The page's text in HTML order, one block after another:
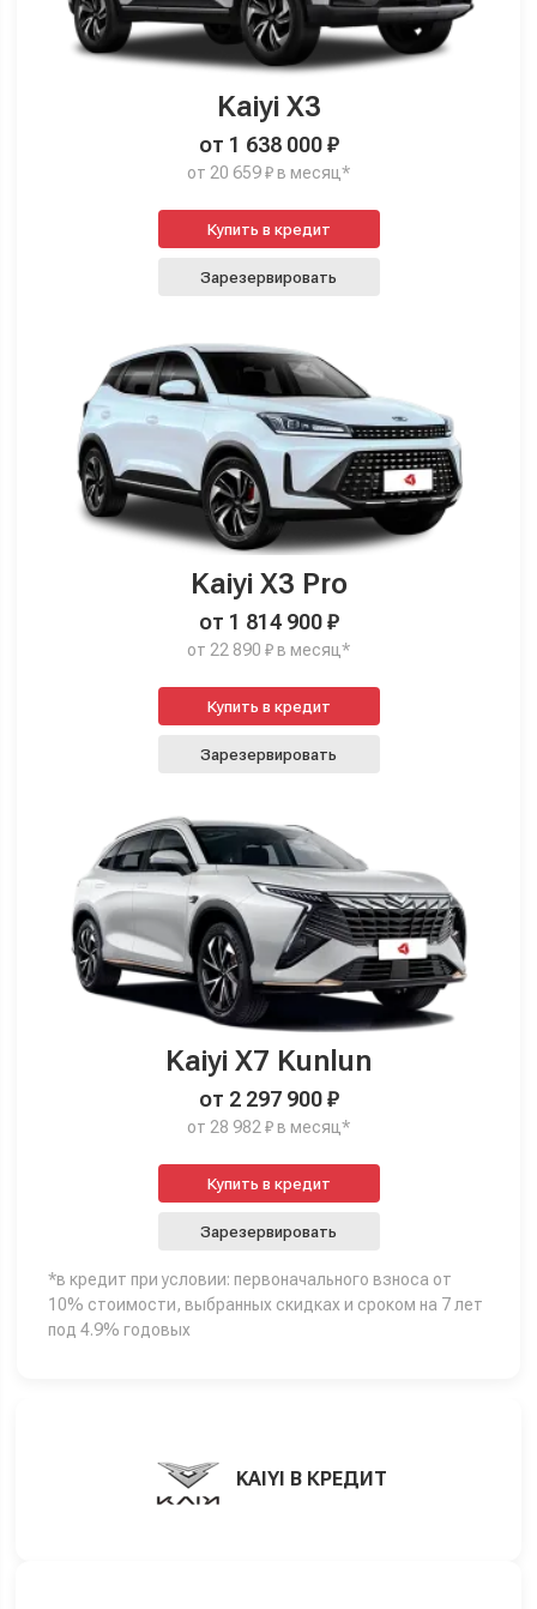
Kaiyi X3
от 1 638 000 ₽
от 20 659 ₽ в месяц*
Купить в кредит
Зарезервировать
Kaiyi X3 Pro
от 1 814 900 ₽
от 22 890 ₽ в месяц*
Купить в кредит
Зарезервировать
Kaiyi X7 Kunlun
от 2 297 900 ₽
от 28 982 ₽ в месяц*
Купить в кредит
Зарезервировать
*в кредит при условии: первоначального взноса от
10% стоимости, выбранных скидках и сроком на 7 лет
под 4.9% годовых
KAIYI В КРЕДИТ